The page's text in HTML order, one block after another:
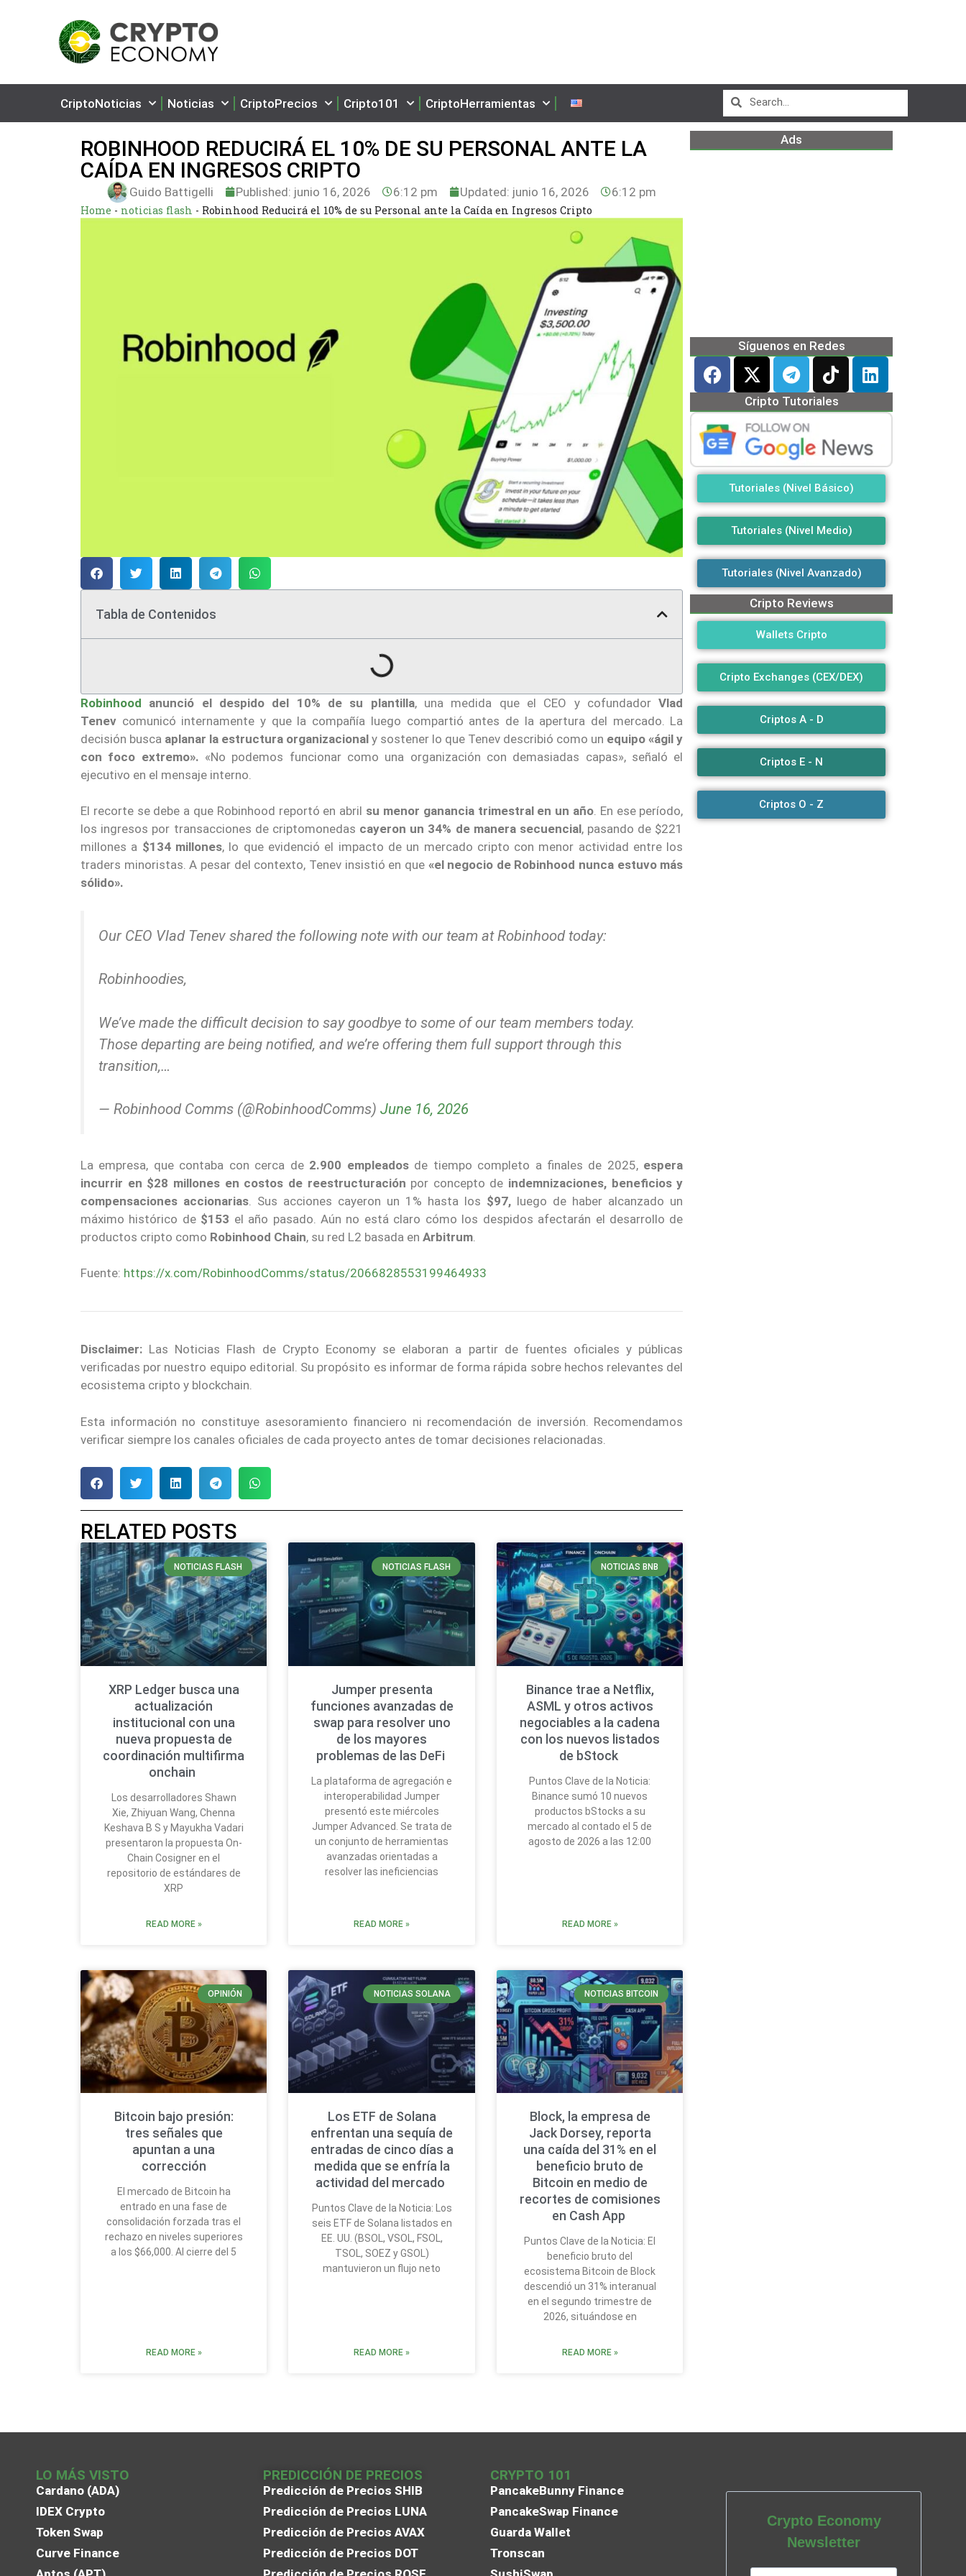
CriptoNoticias Noticias CriptoPrecios Cripto101 CriptoHerramientas
ROBINHOOD REDUCIRÁ EL 10% DE SU PERSONAL ANTE LA
CAÍDA EN INGRESOS CRIPTO
Guido Battigelli Published: junio 16, 2026 6:12 pm Updated: junio 16, 2026 6:12 pm
Home - noticias flash - Robinhood Reducirá el 10% de su Personal ante la Caída en Ingresos Cripto
Tabla de Contenidos
Robinhood anunció el despido del 10% de su plantilla, una medida que el CEO y cofundadorVlad
Tenev comunicó internamente y que la compañía luego compartió antes de la apertura del mercado. La
decisión busca aplanar la estructura organizacional y sostener lo que Tenev describió como un equipo «ágil y
con foco extremo». «No podemos funcionar como una organización con demasiadas capas», señaló el
ejecutivo en el mensaje interno.
El recorte se debe a que Robinhood reportó en abril su menor ganancia trimestral en un año. En ese período,
los ingresos por transacciones de criptomonedas cayeron un 34% de manera secuencial, pasando de $221
millones a $134 millones, lo que evidenció el impacto de un mercado cripto con menor actividad entre los
traders minoristas. A pesar del contexto, Tenev insistió en que «el negocio de Robinhood nunca estuvo más
sólido».
Our CEO Vlad Tenev shared the following note with our team at Robinhood today:
Robinhoodies,
We’ve made the difficult decision to say goodbye to some of our team members today.
Those departing are being notified, and we’re offering them full support through this
transition,…
— Robinhood Comms (@RobinhoodComms) June 16, 2026
La empresa, que contaba con cerca de 2.900 empleadosde tiempo completo a finales de 2025, espera
incurrir en $28 millones en costos de reestructuración por concepto de indemnizaciones, beneficios y
compensaciones accionarias . Sus acciones cayeron un 1% hasta los $97, luego de haber alcanzado un
máximo histórico de $153 el año pasado. Aún no está claro cómo los despidos afectarán el desarrollo de
productos cripto como Robinhood Chain, su red L2 basada en Arbitrum
Fuente: https://x.com/RobinhoodComms/status/2066828553199464933
Disclaimer: Las Noticias Flash de Crypto Economy se elaboran a partir de fuentes oficiales y públicas
verificadas por nuestro equipo editorial. Su propósito es informar de forma rápida sobre hechos relevantes del
ecosistema cripto y blockchain.
Esta información no constituye asesoramiento financiero ni recomendación de inversión. Recomendamos
verificar siempre los canales oficiales de cada proyecto antes de tomar decisiones relacionadas.
RELATED POSTS
NOTICIAS FLASH
XRP Ledger busca una
actualización
institucional con una
nueva propuesta de
coordinación multifirma
onchain
Los desarrolladores Shawn
Xie, Zhiyuan Wang, Chenna
Keshava B S y Mayukha Vadari
presentaron la propuesta On-
Chain Cosigner en el
repositorio de estándares de
XRP
READ MORE »
NOTICIAS FLASH
Jumper presenta
funciones avanzadas de
swap para resolver uno
de los mayores
problemas de las DeFi
La plataforma de agregación e
interoperabilidad Jumper
presentó este miércoles
Jumper Advanced. Se trata de
un conjunto de herramientas
avanzadas orientadas a
resolver las ineficiencias
READ MORE »
NOTICIAS BNB
Binance trae a Netflix,
ASML y otros activos
negociables a la cadena
con los nuevos listados
de bStock
Puntos Clave de la Noticia:
Binance sumó 10 nuevos
productos bStocks a su
mercado al contado el 5 de
agosto de 2026 a las 12:00
READ MORE »
OPINIÓN
Bitcoin bajo presión:
tres señales que
apuntan a una
corrección
El mercado de Bitcoin ha
entrado en una fase de
consolidación forzada tras el
rechazo en niveles superiores
a los $66,000. Al cierre del 5
READ MORE »
NOTICIAS SOLANA
Los ETF de Solana
enfrentan una sequía de
entradas de cinco días a
medida que se enfría la
actividad del mercado
Puntos Clave de la Noticia: Los
seis ETF de Solana listados en
EE. UU. (BSOL, VSOL, FSOL,
TSOL, SOEZ y GSOL)
mantuvieron un flujo neto
READ MORE »
NOTICIAS BITCOIN
Block, la empresa de
Jack Dorsey, reporta
una caída del 31% en el
beneficio bruto de
Bitcoin en medio de
recortes de comisiones
en Cash App
Puntos Clave de la Noticia: El
beneficio bruto del
ecosistema Bitcoin de Block
descendió un 31% interanual
en el segundo trimestre de
2026, situándose en
READ MORE »
Ads
Síguenos en Redes
Cripto Tutoriales
Tutoriales (Nivel Básico)
Tutoriales (Nivel Medio)
Tutoriales (Nivel Avanzado)
Cripto Reviews
Wallets Cripto
Cripto Exchanges (CEX/DEX)
Criptos A - D
Criptos E - N
Criptos O - Z
LO MÁS VISTO
Cardano (ADA)
IDEX Crypto
Token Swap
Curve Finance
PREDICCIÓN DE PRECIOS
Predicción de Precios SHIB
Predicción de Precios LUNA
Predicción de Precios AVAX
Predicción de Precios DOT
CRYPTO 101
PancakeBunny Finance
PancakeSwap Finance
Guarda Wallet
Tronscan
Crypto Economy
Newsletter